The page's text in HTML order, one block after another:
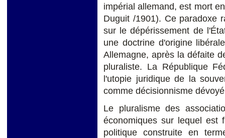
impérial allemand, est mort
Duguit /1901). Ce paradoxe
sur le dépérissement de
une doctrine d'origine
Allemagne, après la défaite
pluraliste. La République
l'utopie juridique de la
comme décisionnisme
Le pluralisme des
économiques sur lequel est
politique construite en